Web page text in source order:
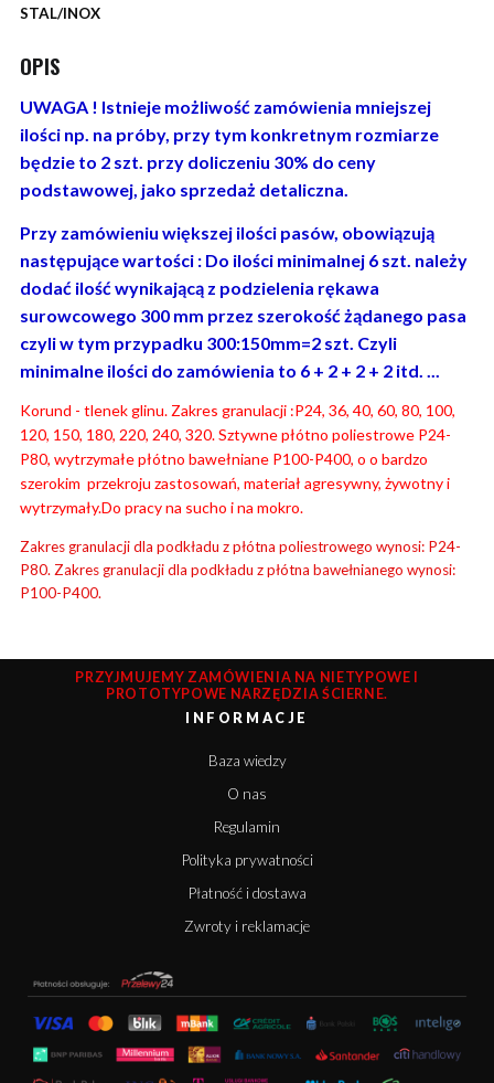
STAL/INOX
OPIS
UWAGA ! Istnieje możliwość zamówienia mniejszej
ilości np. na próby, przy tym konkretnym rozmiarze
będzie to 2 szt. przy doliczeniu 30% do ceny
podstawowej, jako sprzedaż detaliczna.
Przy zamówieniu większej ilości pasów, obowiązują
następujące wartości : Do ilości minimalnej 6 szt. należy
dodać ilość wynikającą z podzielenia rękawa
surowcowego 300 mm przez szerokość żądanego pasa
czyli w tym przypadku 300:150mm=2 szt. Czyli
minimalne ilości do zamówienia to 6 + 2 + 2 + 2 itd. ...
Korund - tlenek glinu. Zakres granulacji :P24, 36, 40, 60, 80, 100,
120, 150, 180, 220, 240, 320. Sztywne płótno poliestrowe P24-
P80, wytrzymałe płótno bawełniane P100-P400, o o bardzo
szerokim przekroju zastosowań, materiał agresywny, żywotny i
wytrzymały.Do pracy na sucho i na mokro.
Zakres granulacji dla podkładu z płótna poliestrowego wynosi: P24-
P80. Zakres granulacji dla podkładu z płótna bawełnianego wynosi:
P100-P400.
PRZYJMUJEMY ZAMÓWIENIA NA NIETYPOWE I
PROTOTYPOWE NARZĘDZIA ŚCIERNE.
INFORMACJE
Baza wiedzy
O nas
Regulamin
Polityka prywatności
Płatność i dostawa
Zwroty i reklamacje